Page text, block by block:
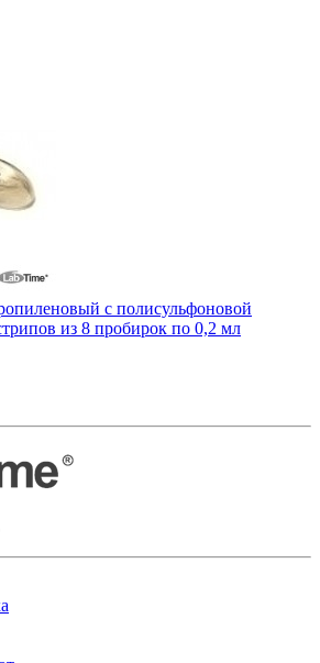
с полисульфоновой
из 8 пробирок по 0,2 мл